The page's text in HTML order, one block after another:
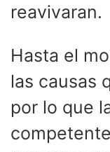
reavivaran.
Hasta el
las causas
por lo que